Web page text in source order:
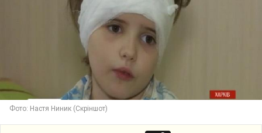
Фото: Настя Ниник (Скріншот)